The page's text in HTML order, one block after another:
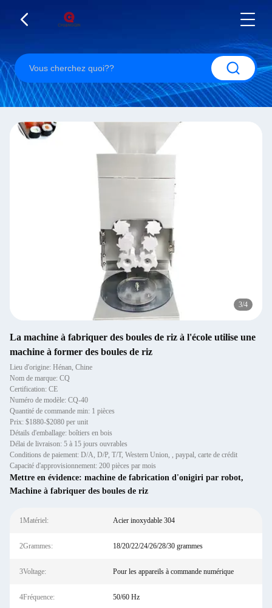
3/4
La machine à fabriquer des boules de riz à l'école utilise une
machine à former des boules de riz
Lieu d'origine: Hénan, Chine
Nom de marque: CQ
Certification: CE
Numéro de modèle: CQ-40
Quantité de commande min: 1 pièces
Prix: $1880-$2080 per unit
Détails d'emballage: boîtiers en bois
Délai de livraison: 5 à 15 jours ouvrables
Conditions de paiement: D/A, D/P, T/T, Western Union, , paypal, carte de crédit
Capacité d'approvisionnement: 200 pièces par mois
Mettre en évidence: machine de fabrication d'onigiri par robot,
Machine à fabriquer des boules de riz
1Matériel: Acier inoxydable 304
2Grammes: 18/20/22/24/26/28/30 grammes
3Voltage: Pour les appareils à commande numérique
4Fréquence: 50/60 Hz